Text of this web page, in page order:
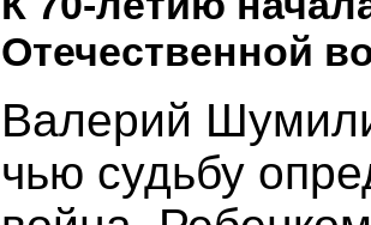
Отечественной
Валерий
чью судьбу